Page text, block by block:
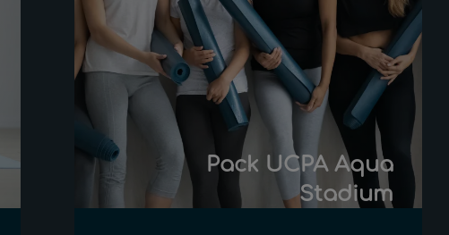
Pack UCPA Aqua
Stadium